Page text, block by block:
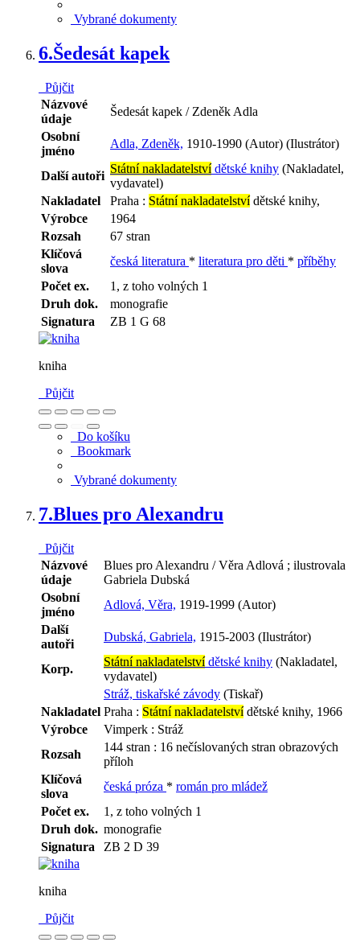
Vybrané dokumenty
6.Šedesát kapek
Půjčit
Názvové
údaje
Šedesát kapek / Zdeněk Adla
Osobní
jméno
Adla, Zdeněk, 1910-1990 (Autor) (Ilustrátor)
Další autoři
Státní nakladatelstvídětské knihy (Nakladatel,
vydavatel)
Nakladatel
Praha : Státní nakladatelstvídětské knihy,
Výrobce
1964
Rozsah
67 stran
Klíčová
slova
česká literatura * literatura pro děti * příběhy
Počet ex.
1, z toho volných 1
Druh dok.
monografie
Signatura
ZB 1 G 68
kniha
Půjčit
Do košíku
Bookmark
Vybrané dokumenty
7.Blues pro Alexandru
Půjčit
Názvové
údaje
Blues pro Alexandru / Věra Adlová ; ilustrovala
Gabriela Dubská
Osobní
jméno
Adlová, Věra, 1919-1999 (Autor)
Další
autoři
Dubská, Gabriela, 1915-2003 (Ilustrátor)
Korp.
Státní nakladatelstvídětské knihy (Nakladatel,
vydavatel)
Stráž, tiskařské závody (Tiskař)
Nakladatel Praha : Státní nakladatelstvídětské knihy, 1966
Výrobce
Vimperk : Stráž
Rozsah
144 stran : 16 nečíslovaných stran obrazových
příloh
Klíčová
slova
česká próza * román pro mládež
Počet ex.
1, z toho volných 1
Druh dok. monografie
Signatura
ZB 2 D 39
kniha
Půjčit